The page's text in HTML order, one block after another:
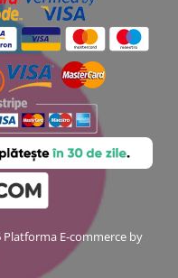
Platforma E-commerce by